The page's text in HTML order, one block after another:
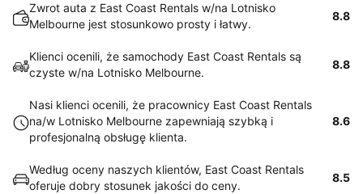
Zwrot auta z East Coast Rentals w/na Lotnisko
Melbourne jest stosunkowo prosty i łatwy.
8.8
Klienci ocenili, że samochody East Coast Rentals są
czyste w/na Lotnisko Melbourne.
8.8
Nasi klienci ocenili, że pracownicy East Coast Rentals
na/w Lotnisko Melbourne zapewniają szybką i
profesjonalną obsługę klienta.
8.6
Według oceny naszych klientów, East Coast Rentals
oferuje dobry stosunek jakości do ceny.
8.5